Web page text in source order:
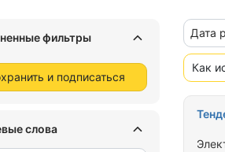
фильтры
и подписаться
слова
Дата
Как